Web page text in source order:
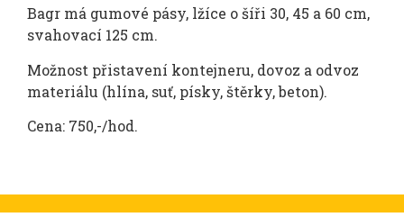
Bagr má gumové pásy, lžíce o šíři 30, 45 a 60 cm,
svahovací 125 cm.
Možnost přistavení kontejneru, dovoz a odvoz
materiálu (hlína, suť, písky, štěrky, beton).
Cena: 750,-/hod.